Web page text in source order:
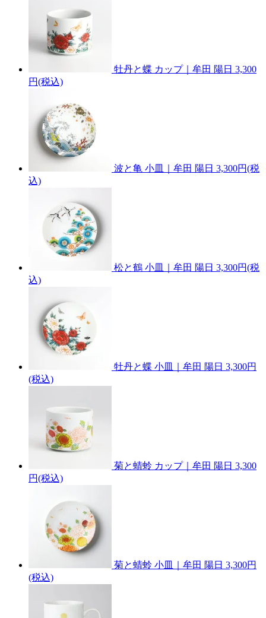
牡丹と蝶 カップ｜牟田 陽日 3,300
円(税込)
波と亀 小皿｜牟田 陽日 3,300円(税
込)
松と鶴 小皿｜牟田 陽日 3,300円(税
込)
牡丹と蝶 小皿｜牟田 陽日 3,300円
(税込)
菊と蜻蛉 カップ｜牟田 陽日 3,300
円(税込)
菊と蜻蛉 小皿｜牟田 陽日 3,300円
(税込)